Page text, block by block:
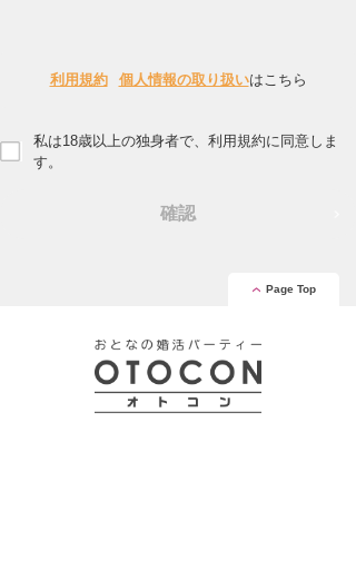
利用規約 個人情報の取り扱いはこちら
私は18歳以上の独身者で、利用規約に同意しま
す。
確認
Page Top